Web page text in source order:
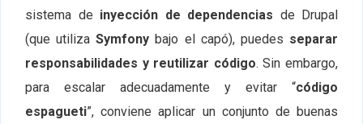
sistema de inyección de dependencias de Drupal
(que utilizaSymfony bajo el capó), puedes separar
responsabilidades y reutilizar código. Sin embargo,
para escalar adecuadamente y evitar “código
espagueti”, conviene aplicar un conjunto de buenas